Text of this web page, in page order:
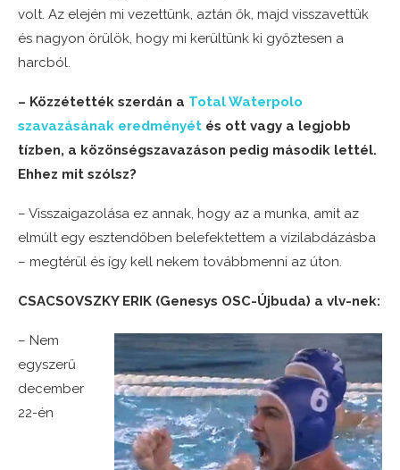
volt. Az elején mi vezettünk, aztán ők, majd visszavettük
és nagyon örülök, hogy mi kerültünk ki győztesen a
harcból.
– Közzétették szerdán a Total Waterpolo
szavazásának eredményét és ott vagy a legjobb
tízben, a közönségszavazáson pedig második lettél.
Ehhez mit szólsz?
– Visszaigazolása ez annak, hogy az a munka, amit az
elmúlt egy esztendőben belefektettem a vízilabdázásba
– megtérül és így kell nekem továbbmenni az úton.
CSACSOVSZKY ERIK (Genesys OSC-Újbuda) a vlv-nek:
– Nem
egyszerű
december
22-én